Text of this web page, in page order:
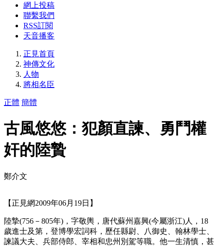
網上投稿
聯繫我們
RSS訂閱
天音播客
正見首頁
神傳文化
人物
將相名臣
正體 簡體
古風悠悠：犯顏直諫、勇鬥權
奸的陸贄
鄭介文
【正見網2009年06月19日】
陸摯(756－805年)，字敬輿，唐代蘇州嘉興(今屬浙江)人，18
歲進士及第，登博學宏詞科，歷任縣尉、八御史、翰林學士、
諫議大夫、兵部侍郎、宰相和忠州別駕等職。他一生清慎，甚